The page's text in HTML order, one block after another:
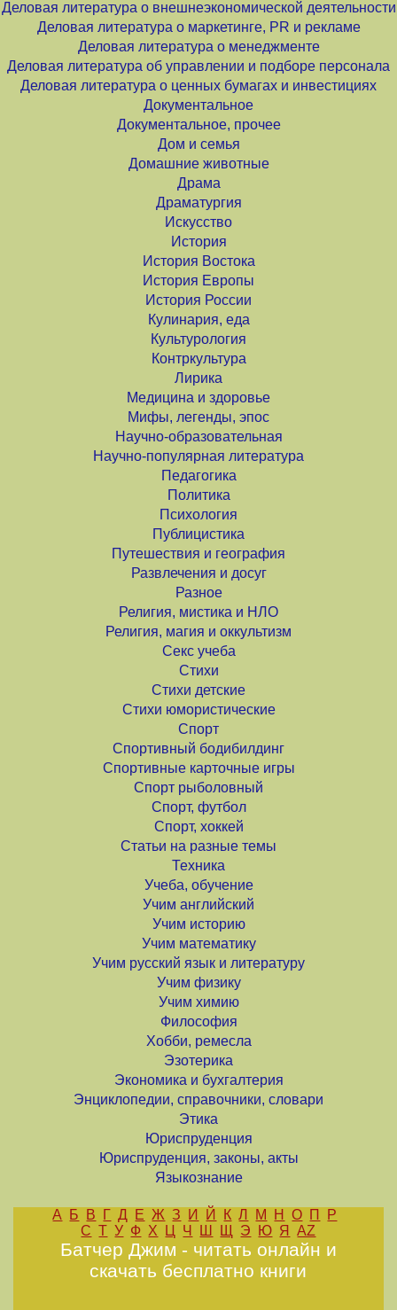
Деловая литература о внешнеэкономической деятельности
Деловая литература о маркетинге, PR и рекламе
Деловая литература о менеджменте
Деловая литература об управлении и подборе персонала
Деловая литература о ценных бумагах и инвестициях
Документальное
Документальное, прочее
Дом и семья
Домашние животные
Драма
Драматургия
Искусство
История
История Востока
История Европы
История России
Кулинария, еда
Культурология
Контркультура
Лирика
Медицина и здоровье
Мифы, легенды, эпос
Научно-образовательная
Научно-популярная литература
Педагогика
Политика
Психология
Публицистика
Путешествия и география
Развлечения и досуг
Разное
Религия, мистика и НЛО
Религия, магия и оккультизм
Секс учеба
Стихи
Стихи детские
Стихи юмористические
Спорт
Спортивный бодибилдинг
Спортивные карточные игры
Спорт рыболовный
Спорт, футбол
Спорт, хоккей
Статьи на разные темы
Техника
Учеба, обучение
Учим английский
Учим историю
Учим математику
Учим русский язык и литературу
Учим физику
Учим химию
Философия
Хобби, ремесла
Эзотерика
Экономика и бухгалтерия
Энциклопедии, справочники, словари
Этика
Юриспруденция
Юриспруденция, законы, акты
Языкознание
А Б В Г Д Е Ж З И Й К Л М Н О П
Р
С Т У Ф Х Ц Ч Ш Щ Э Ю Я AZ
Батчер Джим - читать онлайн и
скачать бесплатно книги